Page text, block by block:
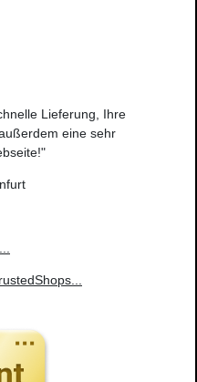
Lieferung, Ihre
eine sehr